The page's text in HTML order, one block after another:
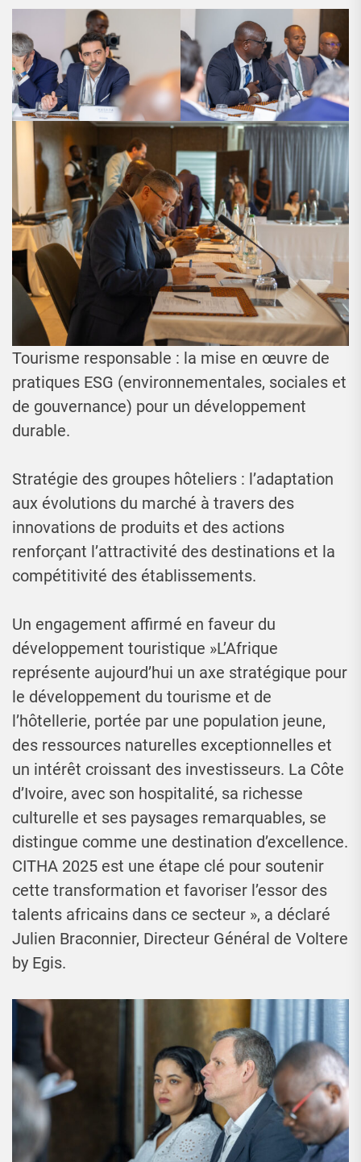
Tourisme responsable : la mise en œuvre de
pratiques ESG (environnementales, sociales et
de gouvernance) pour un développement
durable.
Stratégie des groupes hôteliers : l’adaptation
aux évolutions du marché à travers des
innovations de produits et des actions
renforçant l’attractivité des destinations et la
compétitivité des établissements.
Un engagement affirmé en faveur du
développement touristique »L’Afrique
représente aujourd’hui un axe stratégique pour
le développement du tourisme et de
l’hôtellerie, portée par une population jeune,
des ressources naturelles exceptionnelles et
un intérêt croissant des investisseurs. La Côte
d’Ivoire, avec son hospitalité, sa richesse
culturelle et ses paysages remarquables, se
distingue comme une destination d’excellence.
CITHA 2025 est une étape clé pour soutenir
cette transformation et favoriser l’essor des
talents africains dans ce secteur », a déclaré
Julien Braconnier, Directeur Général de Voltere
by Egis.